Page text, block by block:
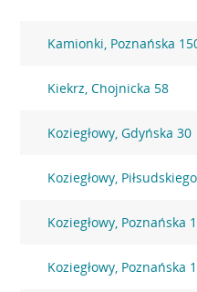
Kamionki, Poznańska
Kiekrz, Chojnicka 58
Koziegłowy, Gdyńska 30
Koziegłowy,
Koziegłowy, Poznańska
Koziegłowy, Poznańska